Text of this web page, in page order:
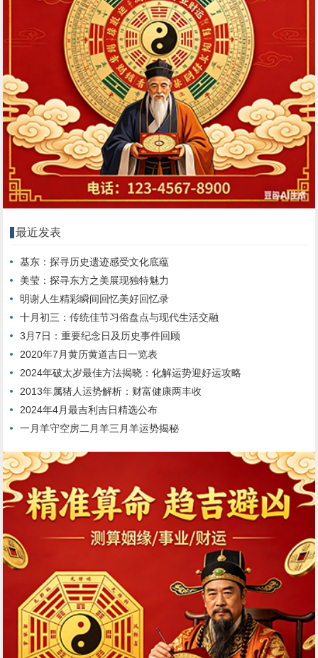
最近发表
基东：探寻历史遗迹感受文化底蕴
美莹：探寻东方之美展现独特魅力
明谢人生精彩瞬间回忆美好回忆录
十月初三：传统佳节习俗盘点与现代生活交融
3月7日：重要纪念日及历史事件回顾
2020年7月黄历黄道吉日一览表
2024年破太岁最佳方法揭晓：化解运势迎好运攻略
2013年属猪人运势解析：财富健康两丰收
2024年4月最吉利吉日精选公布
一月羊守空房二月羊三月羊运势揭秘